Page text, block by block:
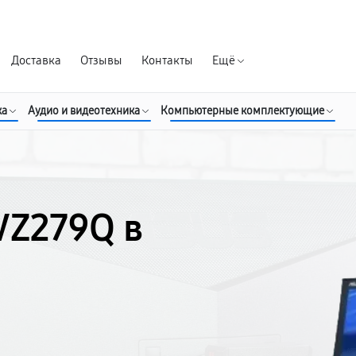
Доставка Отзывы Контакты Ещё
Аудио и видеотехника Компьютерные комплектующие
в